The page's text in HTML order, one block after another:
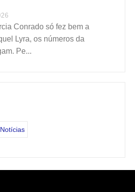
Conrado só fez bem a
Lyra, os números da
Pe...
Notícias